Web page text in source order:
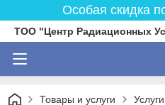
Особая скидка
ТОО "Центр Радиационных
Товары и услуги